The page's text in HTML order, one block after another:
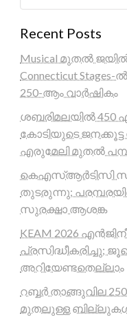
Recent Posts
Musical മുതൽ ജയിൽ
Connecticut
250-ആം വാർഷികം
ശബരിമലയിൽ
കോടിയുടെ
എരുമേലി മുതൽ
കെഎസ്ആർടിസി
തുടരുന്നു;
സുരക്ഷാ ആശങ്ക
KEAM 2026
പ്രസിദ്ധീകരിച്ചു;
അറിയേണ്ടതെല്ലാം
റബ്ബർ താങ്ങുവില
മുതലുള്ള